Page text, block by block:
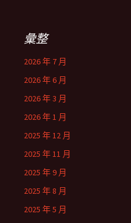
彙整
2026 年 7 月
2026 年 6 月
2026 年 3 月
2026 年 1 月
2025 年 12 月
2025 年 11 月
2025 年 9 月
2025 年 8 月
2025 年 5 月